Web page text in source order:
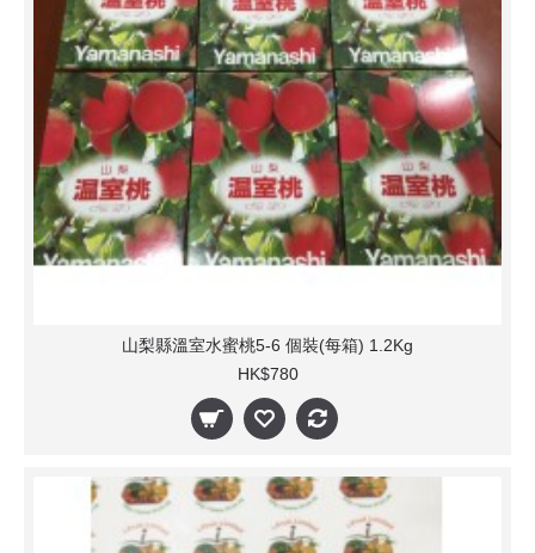
山梨縣溫室水蜜桃5-6 個裝(每箱) 1.2Kg
HK$780